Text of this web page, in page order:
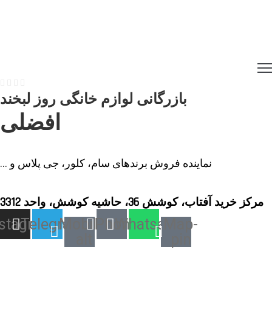
بازرگانی لوازم خانگی روز لبخند
افضلی
نماینده فروش برندهای سام، کلور، جی پلاس و ...
مرکز خرید آفتاب، کوشش 36، حاشیه کوشش، واحد 3312
Map-
Whatsapp
Phone
Mobile-
Telegram